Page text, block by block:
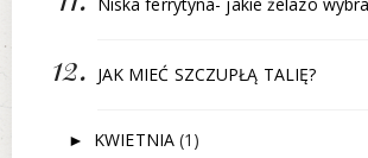
JAK MIEĆ SZCZUPŁĄ TALIĘ?
► KWIETNIA(1)